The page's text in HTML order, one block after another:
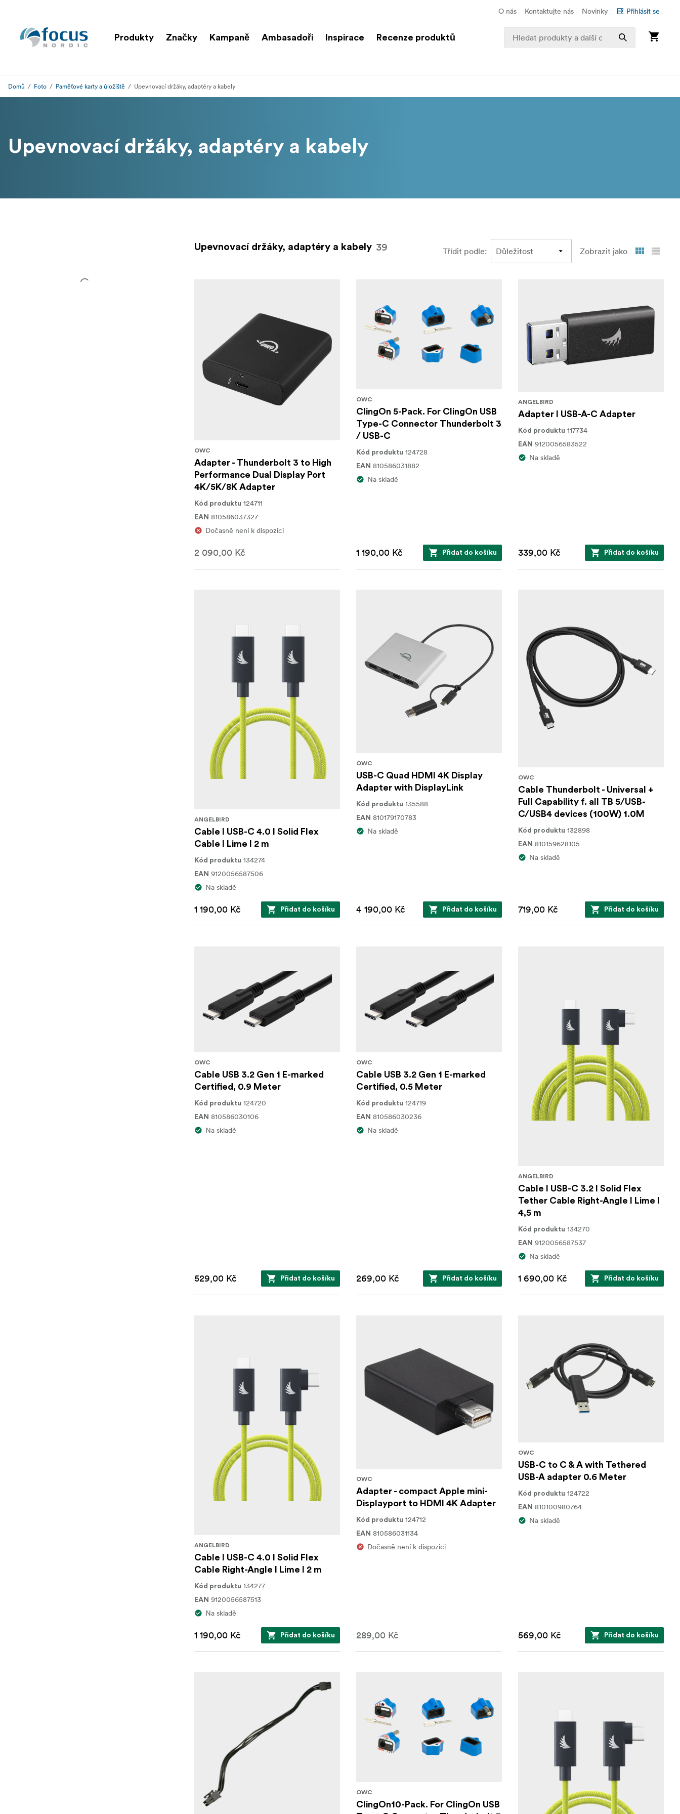
O nás Kontaktujte nás Novinky Přihlásit se
Produkty Značky Kampaně Ambasadoři Inspirace Recenze produktů
Domů Foto Paměťové karty a úložiště Upevnovací držáky, adaptéry a kabely
Upevnovací držáky, adaptéry a kabely
Upevnovací držáky, adaptéry a kabely 39 Třídit podle: Zobrazit jako
OWC
Adapter - Thunderbolt 3 to High
Performance Dual Display Port
4K/5K/8K Adapter
Kód produktu 124711
EAN 810586037327
Dočasně není k dispozici
2 090,00 Kč
OWC
ClingOn 5-Pack. For ClingOn USB
Type-C Connector Thunderbolt 3
/ USB-C
Kód produktu 124728
EAN 810586031882
Na skladě
1 190,00 Kč Přidat do košíku
ANGELBIRD
Adapter I USB-A-C Adapter
Kód produktu 117734
EAN 9120056583522
Na skladě
339,00 Kč Přidat do košíku
ANGELBIRD
Cable I USB-C 4.0 I Solid Flex
Cable I Lime I 2 m
Kód produktu 134274
EAN 9120056587506
Na skladě
1 190,00 Kč Přidat do košíku
OWC
USB-C Quad HDMI 4K Display
Adapter with DisplayLink
Kód produktu 135588
EAN 810179170783
Na skladě
4 190,00 Kč Přidat do košíku
OWC
Cable Thunderbolt - Universal +
Full Capability f. all TB 5/USB-
C/USB4 devices (100W) 1.0M
Kód produktu 132898
EAN 810159628105
Na skladě
719,00 Kč Přidat do košíku
OWC
Cable USB 3.2 Gen 1 E-marked
Certified, 0.9 Meter
Kód produktu 124720
EAN 810586030106
Na skladě
529,00 Kč Přidat do košíku
OWC
Cable USB 3.2 Gen 1 E-marked
Certified, 0.5 Meter
Kód produktu 124719
EAN 810586030236
Na skladě
269,00 Kč Přidat do košíku
ANGELBIRD
Cable I USB-C 3.2 I Solid Flex
Tether Cable Right-Angle I Lime I
4,5 m
Kód produktu 134270
EAN 9120056587537
Na skladě
1 690,00 Kč Přidat do košíku
ANGELBIRD
Cable I USB-C 4.0 I Solid Flex
Cable Right-Angle I Lime I 2 m
Kód produktu 134277
EAN 9120056587513
Na skladě
1 190,00 Kč Přidat do košíku
OWC
Adapter - compact Apple mini-
Displayport to HDMI 4K Adapter
Kód produktu 124712
EAN 810586031134
Dočasně není k dispozici
289,00 Kč
OWC
USB-C to C & A with Tethered
USB-A adapter 0.6 Meter
Kód produktu 124722
EAN 810100980764
Na skladě
569,00 Kč Přidat do košíku
OWC
ClingOn10-Pack. For ClingOn USB